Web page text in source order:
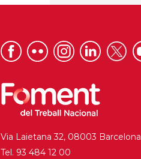
Via Laietana 32, 08003 Barcelona
Tel. 93 484 12 00